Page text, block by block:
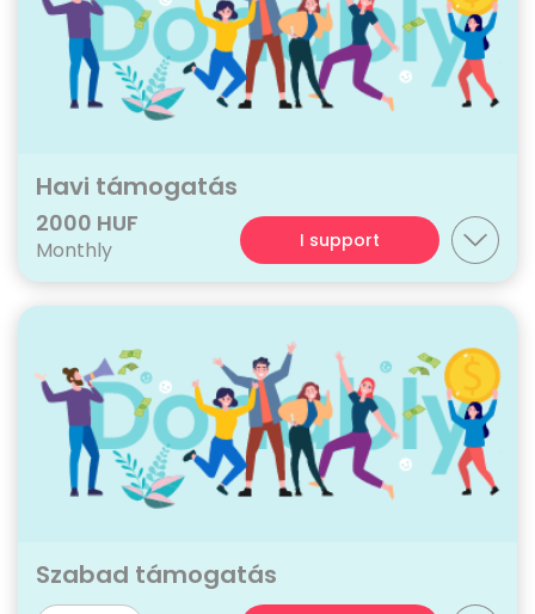
Havi támogatás
2000 HUF
Monthly I support
Szabad támogatás